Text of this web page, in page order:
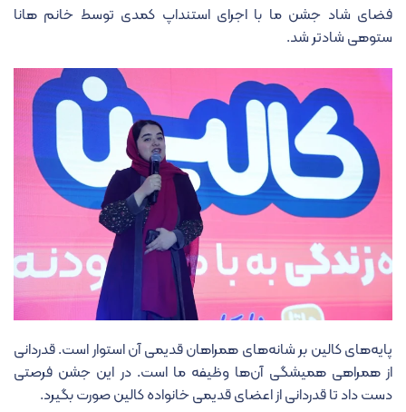
فضای شاد جشن ما با اجرای استنداپ کمدی توسط خانم هانا
ستوهی شادتر شد.
پایه‌های کالین بر شانه‌های همراهان قدیمی آن استوار است. قدردانی
از همراهی همیشگی آن‌ها وظیفه ما است. در این جشن فرصتی
دست داد تا قدردانی از اعضای قدیمی خانواده کالین صورت بگیرد.